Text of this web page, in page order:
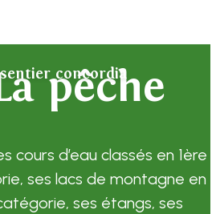
concordia
pêche
cours d’eau classés en 1ère
ses lacs de montagne en
ses étangs, ses